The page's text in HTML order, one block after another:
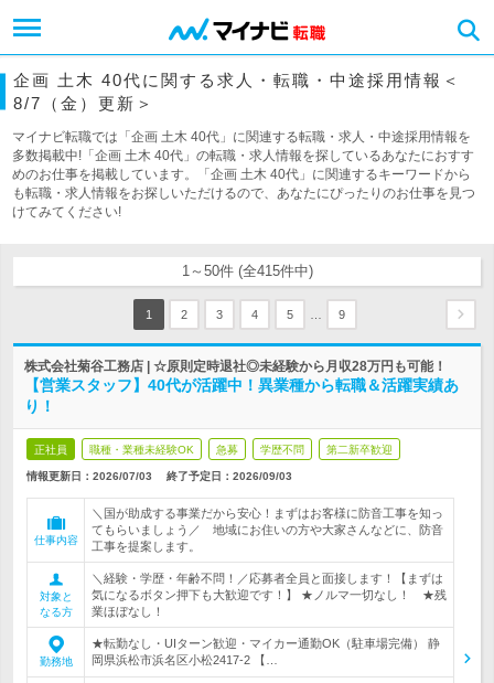
企画 土木 40代に関する求人・転職・中途採用情報＜
8/7（金）更新＞
マイナビ転職では「企画 土木 40代」に関連する転職・求人・中途採用情報を
多数掲載中!「企画 土木 40代」の転職・求人情報を探しているあなたにおすす
めのお仕事を掲載しています。「企画 土木 40代」に関連するキーワードから
も転職・求人情報をお探しいただけるので、あなたにぴったりのお仕事を見つ
けてみてください!
1～50件 (全415件中)
1 2 3 4 5 9
株式会社菊谷工務店 | ☆原則定時退社◎未経験から月収28万円も可能！
【営業スタッフ】40代が活躍中！異業種から転職＆活躍実績あ
り！
正社員 職種・業種未経験OK 急募 学歴不問 第二新卒歓迎
情報更新日：2026/07/03 終了予定日： 2026/09/03
仕事内容
＼国が助成する事業だから安心！まずはお客様に防音工事を知っ
てもらいましょう／ 地域にお住いの方や大家さんなどに、防音
工事を提案します。
対象と
なる方
＼経験・学歴・年齢不問！／応募者全員と面接します！【まずは
気になるボタン押下も大歓迎です！】 ★ノルマ一切なし！ ★残
業ほぼなし！
勤務地
★転勤なし・UIターン歓迎・マイカー通勤OK（駐車場完備） 静
岡県浜松市浜名区小松2417-2 【…